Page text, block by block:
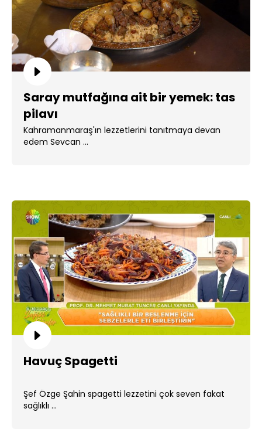
Saray mutfağına ait bir yemek: tas
pilavı
Kahramanmaraş'ın lezzetlerini tanıtmaya devan
edem Sevcan ...
Havuç Spagetti
Şef Özge Şahin spagetti lezzetini çok seven fakat
sağlıklı ...